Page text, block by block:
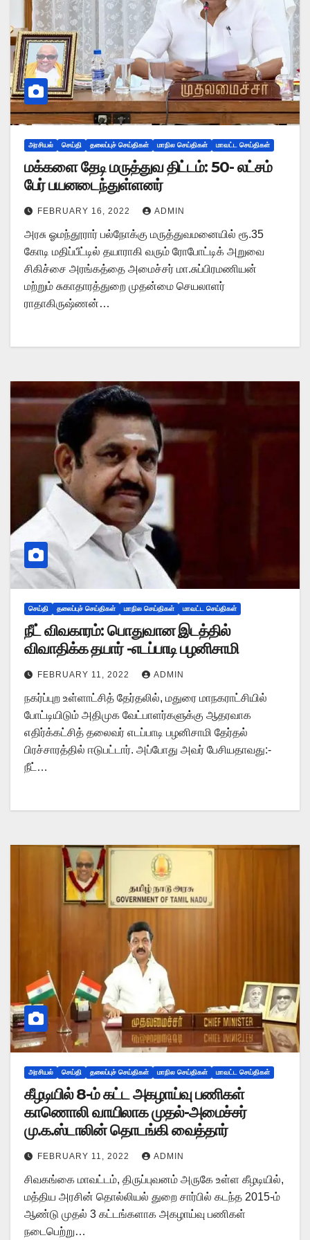
அரசியல் செய்தி தலைப்புச் செய்திகள் மாநில செய்திகள் மாவட்ட செய்திகள்
மக்களை தேடி மருத்துவ திட்டம்: 50- லட்சம்
பேர் பயனடைந்துள்ளனர்
FEBRUARY 16, 2022 ADMIN
அரசு ஓமந்தூரார் பல்நோக்கு மருத்துவமனையில் ரூ.35
கோடி மதிப்பீட்டில் தயாராகி வரும் ரோபோட்டிக் அறுவை
சிகிச்சை அரங்கத்தை அமைச்சர் மா.சுப்பிரமணியன்
மற்றும் சுகாதாரத்துறை முதன்மை செயலாளர்
ராதாகிருஷ்ணன்…
செய்தி தலைப்புச் செய்திகள் மாநில செய்திகள் மாவட்ட செய்திகள்
நீட் விவகாரம்: பொதுவான இடத்தில்
விவாதிக்க தயார் -எடப்பாடி பழனிசாமி
FEBRUARY 11, 2022 ADMIN
நகர்ப்புற உள்ளாட்சித் தேர்தலில், மதுரை மாநகராட்சியில்
போட்டியிடும் அதிமுக வேட்பாளர்களுக்கு ஆதரவாக
எதிர்க்கட்சித் தலைவர் எடப்பாடி பழனிசாமி தேர்தல்
பிரச்சாரத்தில் ஈடுபட்டார். அப்போது அவர் பேசியதாவது:-
நீட்…
அரசியல் செய்தி தலைப்புச் செய்திகள் மாநில செய்திகள் மாவட்ட செய்திகள்
கீழடியில் 8-ம் கட்ட அகழாய்வு பணிகள்
காணொலி வாயிலாக முதல்-அமைச்சர்
மு.க.ஸ்டாலின் தொடங்கி வைத்தார்
FEBRUARY 11, 2022 ADMIN
சிவகங்கை மாவட்டம், திருப்புவனம் அருகே உள்ள கீழடியில்,
மத்திய அரசின் தொல்லியல் துறை சார்பில் கடந்த 2015-ம்
ஆண்டு முதல் 3 கட்டங்களாக அகழாய்வு பணிகள்
நடைபெற்று…